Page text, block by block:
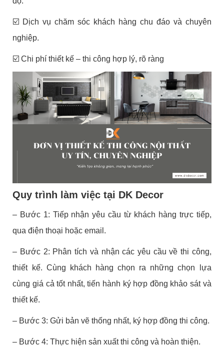
☑️ Dịch vụ chăm sóc khách hàng chu đáo và chuyên
nghiệp.
☑️Chi phí thiết kế – thi công hợp lý, rõ ràng
Quy trình làm việc tại DK Decor
– Bước 1: Tiếp nhận yêu cầu từ khách hàng trực tiếp,
qua điện thoại hoặc email.
– Bước 2: Phân tích và nhận các yêu cầu về thi công,
thiết kế. Cùng khách hàng chọn ra những chọn lựa
cùng giá cả tốt nhất, tiến hành ký hợp đồng khảo sát và
thiết kế.
– Bước 3: Gửi bản vẽ thống nhất, ký hợp đồng thi công.
– Bước 4: Thực hiện sản xuất thi công và hoàn thiện.